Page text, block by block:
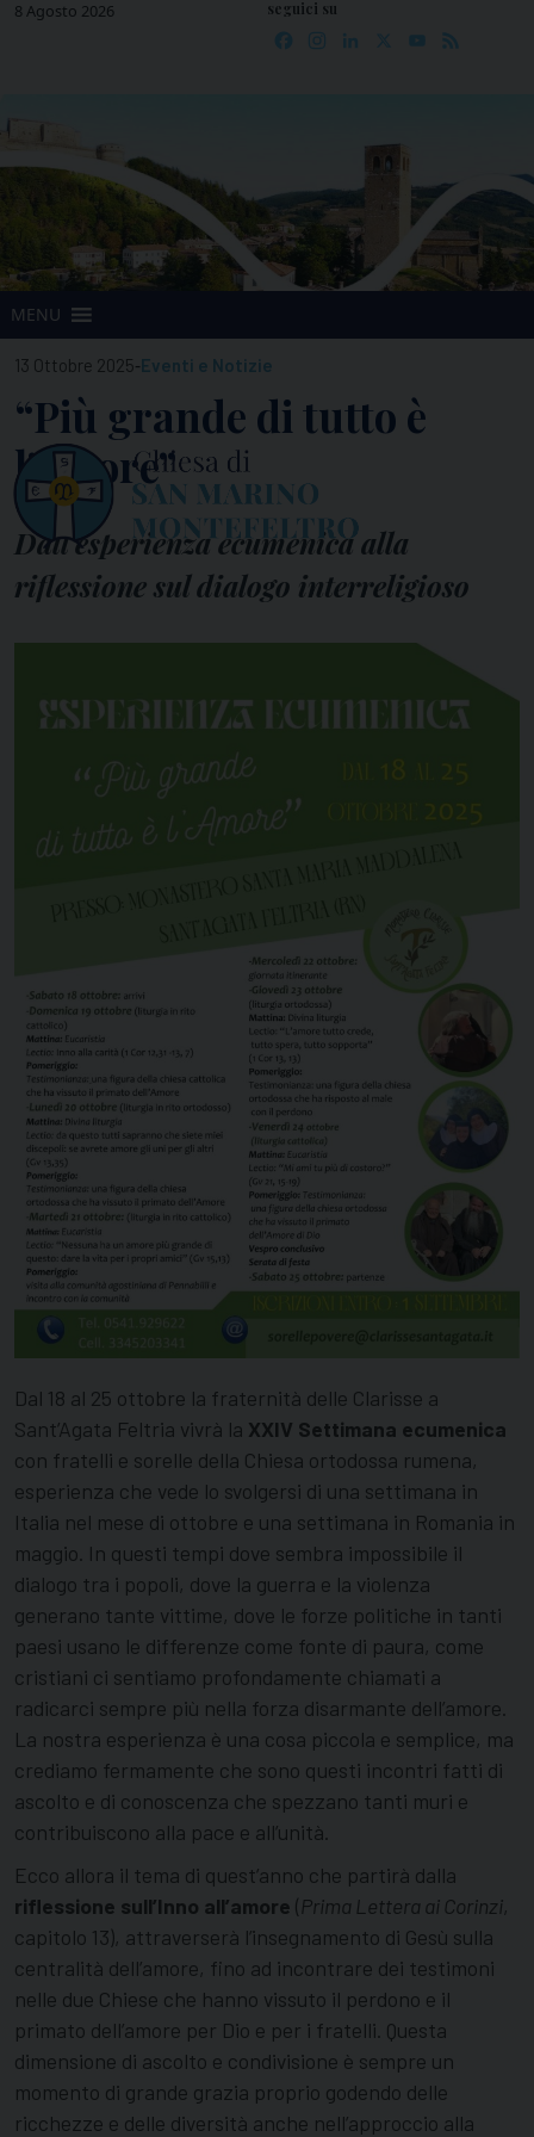
Skip8 Agosto 2026 seguici su
Facebook
Instagram
LinkedIn YouTube
MENU
13 Ottobre 2025-Eventi e Notizie
“Più grande di tutto è
l’amore”
Dall’esperienza ecumenica alla
riflessione sul dialogo interreligioso
Dal 18 al 25 ottobre la fraternità delle Clarisse a
Sant’Agata Feltria vivrà la XXIV Settimana ecumenica
con fratelli e sorelle della Chiesa ortodossa rumena,
esperienza che vede lo svolgersi di una settimana in
Italia nel mese di ottobre e una settimana in Romania in
maggio. In questi tempi dove sembra impossibile il
dialogo tra i popoli, dove la guerra e la violenza
generano tante vittime, dove le forze politiche in tanti
paesi usano le differenze come fonte di paura, come
cristiani ci sentiamo profondamente chiamati a
radicarci sempre più nella forza disarmante dell’amore.
La nostra esperienza è una cosa piccola e semplice, ma
crediamo fermamente che sono questi incontri fatti di
ascolto e di conoscenza che spezzano tanti muri e
contribuiscono alla pace e all’unità.
Ecco allora il tema di quest’anno che partirà dalla
riflessione sull’Inno all’amore (Prima Lettera ai Corinzi,
capitolo 13), attraverserà l’insegnamento di Gesù sulla
centralità dell’amore, fino ad incontrare dei testimoni
nelle due Chiese che hanno vissuto il perdono e il
primato dell’amore per Dio e per i fratelli. Questa
dimensione di ascolto e condivisione è sempre un
momento di grande grazia proprio godendo delle
ricchezze e delle diversità anche nell’approccio alla